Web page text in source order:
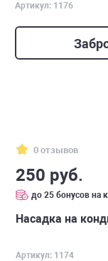
Артикул: 1176
0 отзывов
250 руб.
до 25 бонусов на
Насадка на
Артикул: 1174